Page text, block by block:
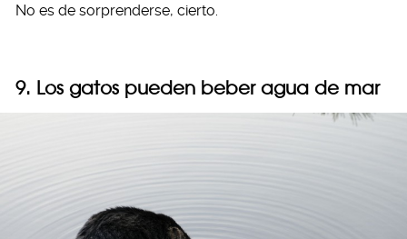
No es de sorprenderse, cierto.
9. Los gatos pueden beber agua de mar